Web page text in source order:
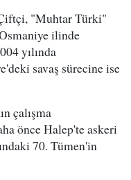
"Muhtar Türki"
ilinde
yılında
savaş sürecine ise
çalışma
önce Halep'te askeri
70. Tümen'in